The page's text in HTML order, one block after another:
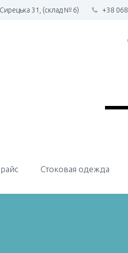
31, (склад № 6) +38
Стоковая одежда